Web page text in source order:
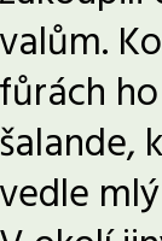
valům.
fůrách
šalande,
vedle